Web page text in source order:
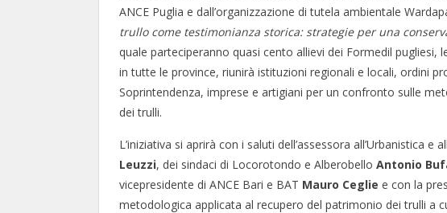
ANCE Puglia e dall’organizzazione di tutela ambientale
trullo come testimonianza storica: strategie per una
quale parteciperanno quasi cento allievi dei Formedil pugliesi,
in tutte le province, riunirà istituzioni regionali e locali, ordini
Soprintendenza, imprese e artigiani per un confronto sulle
dei trulli.
L’iniziativa si aprirà con i saluti dell’assessora all’Urbanistica e
Leuzzi, dei sindaci di Locorotondo e Alberobello Antonio
vicepresidente di ANCE Bari e BAT Mauro Ceglie e con la
metodologica applicata al recupero del patrimonio dei trulli a